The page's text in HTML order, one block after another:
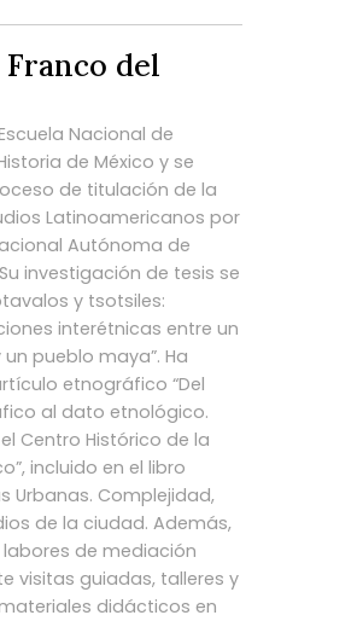
del
Nacional de
de México y se
de titulación de la
Latinoamericanos por
Autónoma de
investigación de tesis se
y tsotsiles:
interétnicas entre un
pueblo maya”. Ha
etnográfico “Del
al dato etnológico.
Centro Histórico de la
incluido en el libro
Urbanas. Complejidad,
de la ciudad. Además,
de mediación
visitas guiadas, talleres y
didácticos en